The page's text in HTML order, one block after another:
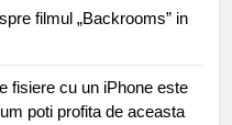
filmul „Backrooms” in
fisiere cu un iPhone este
poti profita de aceasta